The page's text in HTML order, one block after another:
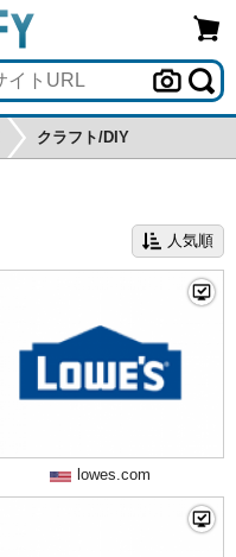
クラフト/DIY
lowes.com